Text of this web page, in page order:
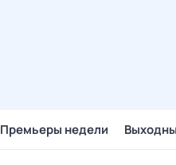
Премьеры недели